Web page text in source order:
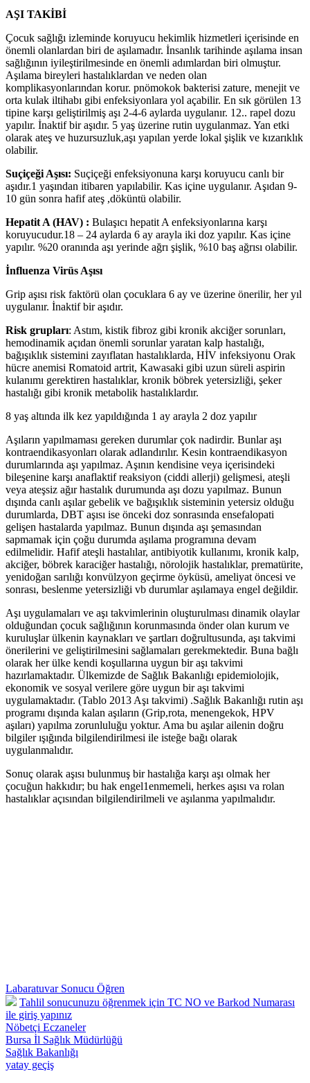
AŞI TAKİBİ
Çocuk sağlığı izleminde koruyucu hekimlik hizmetleri içerisinde en
önemli olanlardan biri de aşılamadır. İnsanlık tarihinde aşılama insan
sağlığının iyileştirilmesinde en önemli adımlardan biri olmuştur.
Aşılama bireyleri hastalıklardan ve neden olan
komplikasyonlarından korur. pnömokok bakterisi zature, menejit ve
orta kulak iltihabı gibi enfeksiyonlara yol açabilir. En sık görülen 13
tipine karşı geliştirilmiş aşı 2-4-6 aylarda uygulanır. 12.. rapel dozu
yapılır. İnaktif bir aşıdır. 5 yaş üzerine rutin uygulanmaz. Yan etki
olarak ateş ve huzursuzluk,aşı yapılan yerde lokal şişlik ve kızarıklık
olabilir.
Suçiçeği Aşısı: Suçiçeği enfeksiyonuna karşı koruyucu canlı bir
aşıdır.1 yaşından itibaren yapılabilir. Kas içine uygulanır. Aşıdan 9-
10 gün sonra hafif ateş ,döküntü olabilir.
Hepatit A (HAV) : Bulaşıcı hepatit A enfeksiyonlarına karşı
koruyucudur.18 – 24 aylarda 6 ay arayla iki doz yapılır. Kas içine
yapılır. %20 oranında aşı yerinde ağrı şişlik, %10 baş ağrısı olabilir.
İnfluenza Virüs Aşısı
Grip aşısı risk faktörü olan çocuklara 6 ay ve üzerine önerilir, her yıl
uygulanır. İnaktif bir aşıdır.
Risk grupları: Astım, kistik fibroz gibi kronik akciğer sorunları,
hemodinamik açıdan önemli sorunlar yaratan kalp hastalığı,
bağışıklık sistemini zayıflatan hastalıklarda, HİV infeksiyonu Orak
hücre anemisi Romatoid artrit, Kawasaki gibi uzun süreli aspirin
kulanımı gerektiren hastalıklar, kronik böbrek yetersizliği, şeker
hastalığı gibi kronik metabolik hastalıklardır.
8 yaş altında ilk kez yapıldığında 1 ay arayla 2 doz yapılır
Aşıların yapılmaması gereken durumlar çok nadirdir. Bunlar aşı
kontraendikasyonları olarak adlandırılır. Kesin kontraendikasyon
durumlarında aşı yapılmaz. Aşının kendisine veya içerisindeki
bileşenine karşı anaflaktif reaksiyon (ciddi allerji) gelişmesi, ateşli
veya ateşsiz ağır hastalık durumunda aşı dozu yapılmaz. Bunun
dışında canlı aşılar gebelik ve bağışıklık sisteminin yetersiz olduğu
durumlarda, DBT aşısı ise önceki doz sonrasında ensefalopati
gelişen hastalarda yapılmaz. Bunun dışında aşı şemasından
sapmamak için çoğu durumda aşılama programına devam
edilmelidir. Hafif ateşli hastalılar, antibiyotik kullanımı, kronik kalp,
akciğer, böbrek karaciğer hastalığı, nörolojik hastalıklar, prematürite,
yenidoğan sarılığı konvülzyon geçirme öyküsü, ameliyat öncesi ve
sonrası, beslenme yetersizliği vb durumlar aşılamaya engel değildir.
Aşı uygulamaları ve aşı takvimlerinin oluşturulması dinamik olaylar
olduğundan çocuk sağlığının korunmasında önder olan kurum ve
kuruluşlar ülkenin kaynakları ve şartları doğrultusunda, aşı takvimi
önerilerini ve geliştirilmesini sağlamaları gerekmektedir. Buna bağlı
olarak her ülke kendi koşullarına uygun bir aşı takvimi
hazırlamaktadır. Ülkemizde de Sağlık Bakanlığı epidemiolojik,
ekonomik ve sosyal verilere göre uygun bir aşı takvimi
uygulamaktadır. (Tablo 2013 Aşı takvimi) .Sağlık Bakanlığı rutin aşı
programı dışında kalan aşıların (Grip,rota, menengekok, HPV
aşıları) yapılma zorunluluğu yoktur. Ama bu aşılar ailenin doğru
bilgiler ışığında bilgilendirilmesi ile isteğe bağı olarak
uygulanmalıdır.
Sonuç olarak aşısı bulunmuş bir hastalığa karşı aşı olmak her
çocuğun hakkıdır; bu hak engel1enmemeli, herkes aşısı va rolan
hastalıklar açısından bilgilendirilmeli ve aşılanma yapılmalıdır.
Labaratuvar Sonucu Öğren
Tahlil sonucunuzu öğrenmek için TC NO ve Barkod Numarası
ile giriş yapınız
Nöbetçi Eczaneler
Bursa İl Sağlık Müdürlüğü
Sağlık Bakanlığı
yatay geçiş